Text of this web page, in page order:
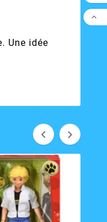
Une idée
 
